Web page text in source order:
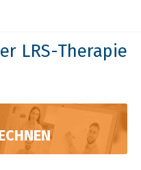
LRS-Therapie